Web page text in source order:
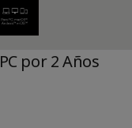
por 2 Años